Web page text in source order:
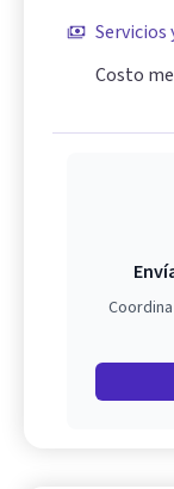
Servicios
Costo